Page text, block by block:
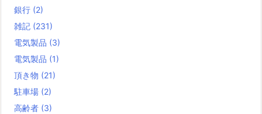
銀行 (2)
雑記 (231)
電気製品 (3)
電気製品 (1)
頂き物 (21)
駐車場 (2)
高齢者 (3)